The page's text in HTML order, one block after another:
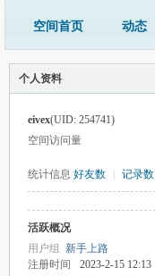
空间首页 动态
个人资料
eivex(UID: 254741)
空间访问量
统计信息 好友数 记录数
活跃概况
用户组 新手上路
注册时间
2023-2-15 12:13